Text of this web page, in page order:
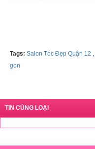
Tags: Salon Tóc Đẹp Quận 12 ,
gon
TIN CÙNG LOẠI